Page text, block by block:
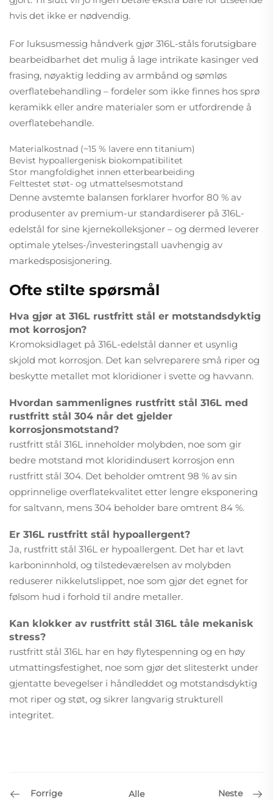
hvis det ikke er nødvendig.
For luksusmessig håndverk gjør 316L-ståls forutsigbare
bearbeidbarhet det mulig å lage intrikate kasinger ved
frasing, nøyaktig ledding av armbånd og sømløs
overflatebehandling – fordeler som ikke finnes hos sprø
keramikk eller andre materialer som er utfordrende å
overflatebehandle.
Materialkostnad (~15 % lavere enn titanium)
Bevist hypoallergenisk biokompatibilitet
Stor mangfoldighet innen etterbearbeiding
Felttestet støt- og utmattelsesmotstand
Denne avstemte balansen forklarer hvorfor 80 % av
produsenter av premium-ur standardiserer på 316L-
edelstål for sine kjernekolleksjoner – og dermed leverer
optimale ytelses-/investeringstall uavhengig av
markedsposisjonering.
Ofte stilte spørsmål
Hva gjør at 316L rustfritt stål er motstandsdyktig
mot korrosjon?
Kromoksidlaget på 316L-edelstål danner et usynlig
skjold mot korrosjon. Det kan selvreparere små riper og
beskytte metallet mot kloridioner i svette og havvann.
Hvordan sammenlignes rustfritt stål 316L med
rustfritt stål 304 når det gjelder
korrosjonsmotstand?
rustfritt stål 316L inneholder molybden, noe som gir
bedre motstand mot kloridindusert korrosjon enn
rustfritt stål 304. Det beholder omtrent 98 % av sin
opprinnelige overflatekvalitet etter lengre eksponering
for saltvann, mens 304 beholder bare omtrent 84 %.
Er 316L rustfritt stål hypoallergent?
Ja, rustfritt stål 316L er hypoallergent. Det har et lavt
karboninnhold, og tilstedeværelsen av molybden
reduserer nikkelutslippet, noe som gjør det egnet for
følsom hud i forhold til andre metaller.
Kan klokker av rustfritt stål 316L tåle mekanisk
stress?
rustfritt stål 316L har en høy flytespenning og en høy
utmattingsfestighet, noe som gjør det slitesterkt under
gjentatte bevegelser i håndleddet og motstandsdyktig
mot riper og støt, og sikrer langvarig strukturell
integritet.
Forrige Alle Neste